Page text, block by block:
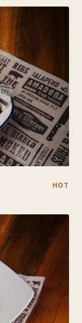
HOT